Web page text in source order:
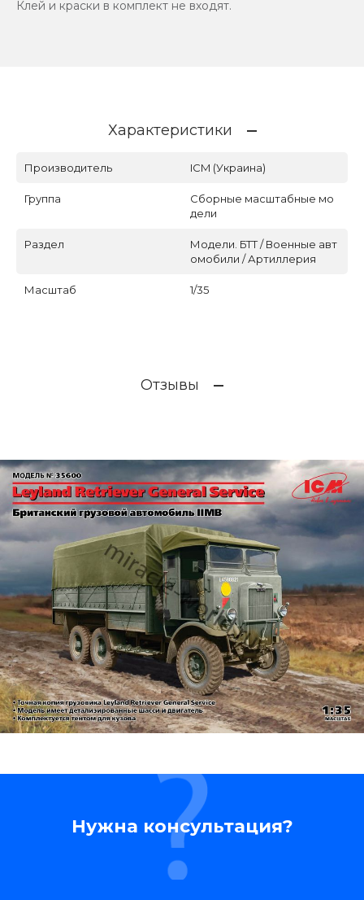
Клей и краски в комплект не входят.
Характеристики
Производитель ICM (Украина)
Группа
Сборные масштабные мо
дели
Раздел
Модели. БТТ / Военные авт
омобили / Артиллерия
Масштаб 1/35
Отзывы
Нужна консультация?